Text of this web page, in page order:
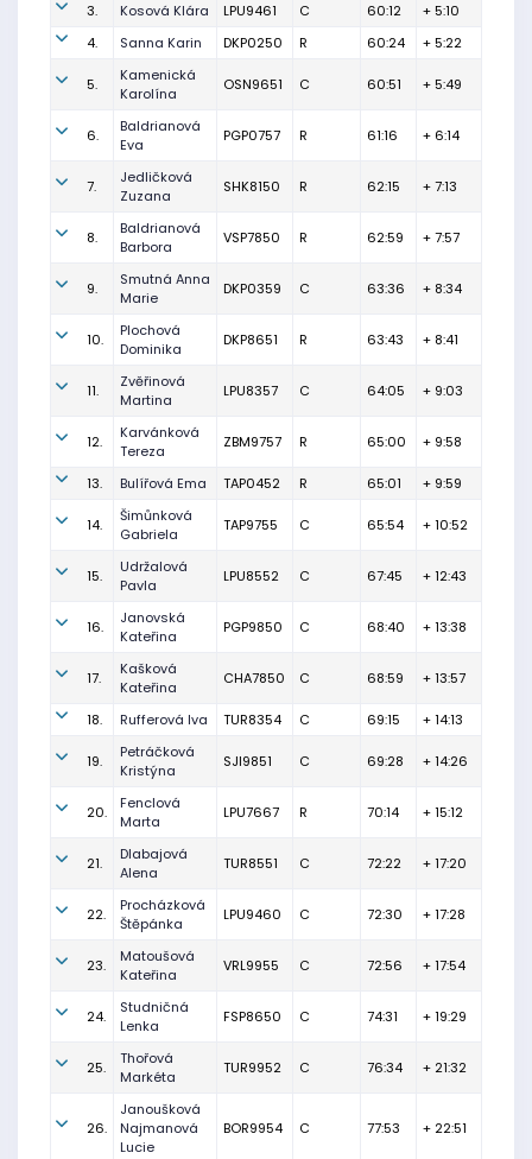
3. Kosová Klára LPU9461 C 60:12
+ 5:10
4.
Sanna Karin DKP0250 R 60:24 + 5:22
5.
Kamenická
Karolína
OSN9651 C 60:51 + 5:49
6.
Baldrianová
Eva
PGP0757 R 61:16 + 6:14
7.
Jedličková
Zuzana
SHK8150 R 62:15 + 7:13
8.
Baldrianová
Barbora
VSP7850 R 62:59 + 7:57
9.
Smutná Anna
Marie
DKP0359 C 63:36 + 8:34
10.
Plochová
Dominika
DKP8651 R 63:43 + 8:41
11.
Zvěřinová
Martina
LPU8357 C 64:05 + 9:03
12.
Karvánková
Tereza
ZBM9757 R 65:00 + 9:58
13. Bulířová Ema TAP0452 R 65:01 + 9:59
14.
Šimůnková
Gabriela
TAP9755 C 65:54 + 10:52
15.
Udržalová
Pavla
LPU8552 C 67:45 + 12:43
16.
Janovská
Kateřina
PGP9850 C 68:40 + 13:38
17.
Kašková
Kateřina
CHA7850 C 68:59 + 13:57
18. Rufferová Iva TUR8354 C 69:15 + 14:13
19.
Petráčková
Kristýna
SJI9851 C 69:28 + 14:26
20.
Fenclová
Marta
LPU7667 R 70:14 + 15:12
21.
Dlabajová
Alena
TUR8551 C 72:22 + 17:20
22.
Procházková
Štěpánka
LPU9460 C 72:30 + 17:28
23.
Matoušová
Kateřina
VRL9955 C 72:56 + 17:54
24.
Studničná
Lenka
FSP8650 C 74:31 + 19:29
25.
Thořová
Markéta
TUR9952 C 76:34 + 21:32
26.
Janoušková
Najmanová
Lucie
BOR9954 C 77:53 + 22:51